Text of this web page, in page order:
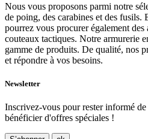
Nous vous proposons parmi notre
de poing, des carabines et des fusils.
pourrez vous procurer également des
couteaux tactiques. Notre armurerie
gamme de produits. De qualité, nos
et répondre à vos besoins.
Newsletter
Inscrivez-vous pour rester informé
bénéficier d'offres spéciales !